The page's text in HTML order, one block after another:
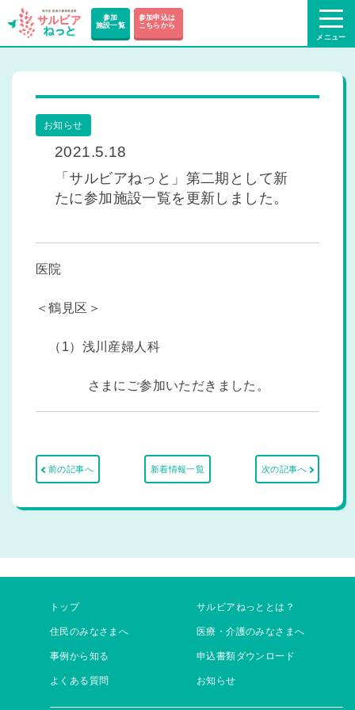
参加
施設一覧
参加申込は
こちらから
お知らせ
2021.5.18
「サルビアねっと」第二期として新
たに参加施設一覧を更新しました。
医院
＜鶴見区＞
（1）浅川産婦人科
さまにご参加いただきました。
前の記事へ 新着情報一覧 次の記事へ
トップ サルビアねっととは？
住民のみなさまへ 医療・介護のみなさまへ
事例から知る 申込書類ダウンロード
よくある質問 お知らせ